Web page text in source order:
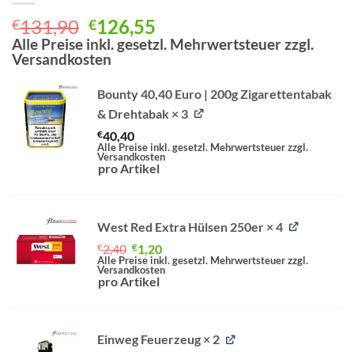
€131,90 Ursprünglicher
Preis
war:
€126,55
Preis
Alle Preise inkl. gesetzl. Mehrwertsteuer zzgl.
Versandkosten
Bounty 40,40 Euro | 200g Zigarettentabak
& Drehtabak× 3
€40,40
Alle Preise inkl. gesetzl. Mehrwertsteuer zzgl.
Versandkosten
pro Artikel
West Red Extra Hülsen 250er× 4
€2,40 Ursprünglicher
Preis
war:
€2,40
€1,20Aktueller
Preis
ist:
Alle Preise inkl. gesetzl. Mehrwertsteuer zzgl.
Versandkosten
pro Artikel
Einweg Feuerzeug× 2